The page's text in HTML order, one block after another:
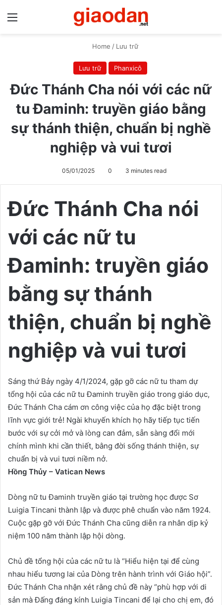
Home / Lưu trữ
Lưu trữ Phanxicô
Đức Thánh Cha nói với các nữ
tu Đaminh: truyền giáo bằng
sự thánh thiện, chuẩn bị nghề
nghiệp và vui tươi
05/01/2025 0 3 minutes read
Đức Thánh Cha nói
với các nữ tu
Đaminh: truyền giáo
bằng sự thánh
thiện, chuẩn bị nghề
nghiệp và vui tươi
Sáng thứ Bảy ngày 4/1/2024, gặp gỡ các nữ tu tham dự
tổng hội của các nữ tu Đaminh truyền giáo trong giáo dục,
Đức Thánh Cha cám ơn công việc của họ đặc biệt trong
lĩnh vực giới trẻ! Ngài khuyến khích họ hãy tiếp tục tiến
bước với sự cởi mở và lòng can đảm, sẵn sàng đổi mới
chính mình khi cần thiết, bằng đời sống thánh thiện, sự
chuẩn bị và vui tươi niềm nở.
Hồng Thủy – Vatican News
Dòng nữ tu Đaminh truyền giáo tại trường học được Sơ
Luigia Tincani thành lập và được phê chuẩn vào năm 1924.
Cuộc gặp gỡ với Đức Thánh Cha cũng diễn ra nhân dịp kỷ
niệm 100 năm thành lập hội dòng.
Chủ đề tổng hội của các nữ tu là “Hiểu hiện tại để cùng
nhau hiểu tương lai của Dòng trên hành trình với Giáo hội”.
Đức Thánh Cha nhận xét rằng chủ đề này “phù hợp với di
sản mà Đấng đáng kính Luigia Tincani để lại cho chị em, đó